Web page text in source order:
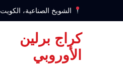
الشويخ الصناعية، الكويت
كراج برلين
الأوروبي